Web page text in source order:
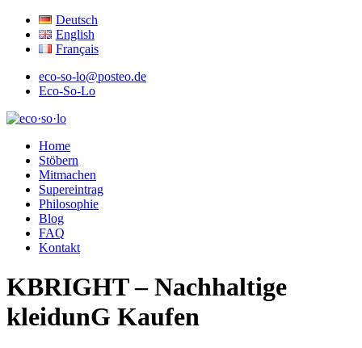
Deutsch
English
Français
eco-so-lo@posteo.de
Eco-So-Lo
eco·so·lo
Home
Stöbern
Mitmachen
Supereintrag
Philosophie
Blog
FAQ
Kontakt
KBRIGHT – Nachhaltige
kleidunG Kaufen